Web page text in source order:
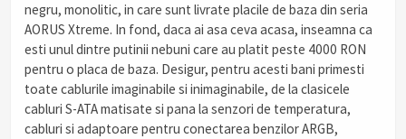
negru, monolitic, in care sunt livrate placile de baza din seria
AORUS Xtreme. In fond, daca ai asa ceva acasa, inseamna ca
esti unul dintre putinii nebuni care au platit peste 4000 RON
pentru o placa de baza. Desigur, pentru acesti bani primesti
toate cablurile imaginabile si inimaginabile, de la clasicele
cabluri S-ATA matisate si pana la senzori de temperatura,
cabluri si adaptoare pentru conectarea benzilor ARGB,